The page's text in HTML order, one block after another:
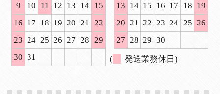
9
10 11 12 13 14 15
16 17 18 19 20 21
22
23 24 25 26 27 28
29
30 31
13 14 15 16 17 18
19
20 21 22 23 24 25
26
27 28 29 30
( 発送業務休日)